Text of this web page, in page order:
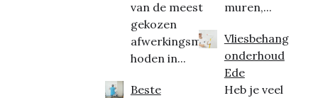
van de meest
gekozen
afwerkingsmet
hoden in...
Beste
muren,...
Vliesbehang
onderhoud
Ede
Heb je veel